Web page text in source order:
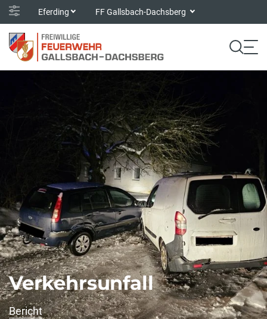
Eferding FF Gallsbach-Dachsberg
Verkehrsunfall
Bericht